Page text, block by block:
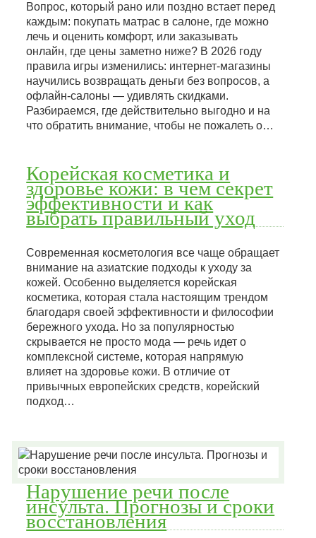
Вопрос, который рано или поздно встает перед
каждым: покупать матрас в салоне, где можно
лечь и оценить комфорт, или заказывать
онлайн, где цены заметно ниже? В 2026 году
правила игры изменились: интернет-магазины
научились возвращать деньги без вопросов, а
офлайн-салоны — удивлять скидками.
Разбираемся, где действительно выгодно и на
что обратить внимание, чтобы не пожалеть о…
Корейская косметика и
здоровье кожи: в чем секрет
эффективности и как
выбрать правильный уход
Современная косметология все чаще обращает
внимание на азиатские подходы к уходу за
кожей. Особенно выделяется корейская
косметика, которая стала настоящим трендом
благодаря своей эффективности и философии
бережного ухода. Но за популярностью
скрывается не просто мода — речь идет о
комплексной системе, которая напрямую
влияет на здоровье кожи. В отличие от
привычных европейских средств, корейский
подход…
Нарушение речи после
инсульта. Прогнозы и сроки
восстановления